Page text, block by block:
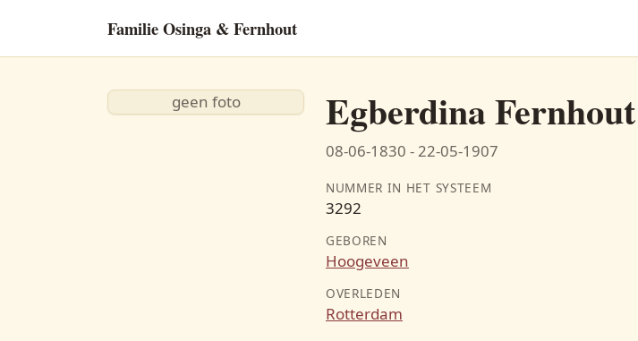
Familie Osinga & Fernhout
geen foto Egberdina Fernhout
08-06-1830 - 22-05-1907
NUMMER IN HET SYSTEEM
3292
GEBOREN
Hoogeveen
OVERLEDEN
Rotterdam